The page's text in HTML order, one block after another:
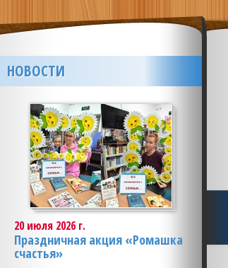
НОВОСТИ
20 июля 2026 г.
Праздничная акция «Ромашка
счастья»